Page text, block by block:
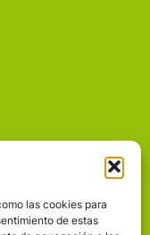
las cookies para
de estas